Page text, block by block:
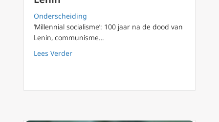
Onderscheiding
‘Millennial socialisme’: 100 jaar na de dood van
Lenin, communisme…
Lees Verderabout ‘Millennial socialisme’: